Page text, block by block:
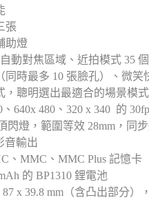
張
助燈
動對焦區域、近拍模式 35
同時最多 10 張臉孔）、微笑
，聰明選出最適合的場景模式
、640x 480、320 x 340 的
閃燈，範圍等效 28mm，同
音輸出
、MMC、MMC Plus 記憶卡
的 BP1310 鋰電池
x 39.8 mm（含凸出部分）